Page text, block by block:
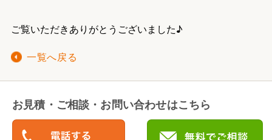
ご覧いただきありがとうございました♪
一覧へ戻る
お見積・ご相談・お問い合わせはこちら